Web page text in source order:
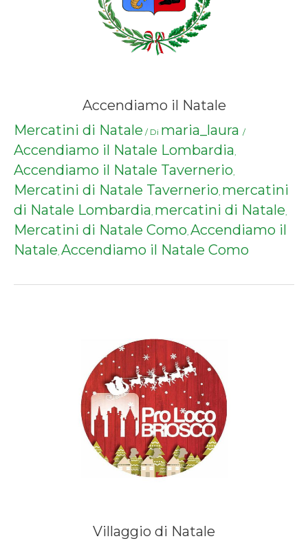
Accendiamo il Natale
Mercatini di Natale / Di maria_laura /
Accendiamo il Natale Lombardia,
Accendiamo il Natale Tavernerio,
Mercatini di Natale Tavernerio, mercatini
di Natale Lombardia, mercatini di Natale,
Mercatini di Natale Como, Accendiamo il
Natale, Accendiamo il Natale Como
Villaggio di Natale